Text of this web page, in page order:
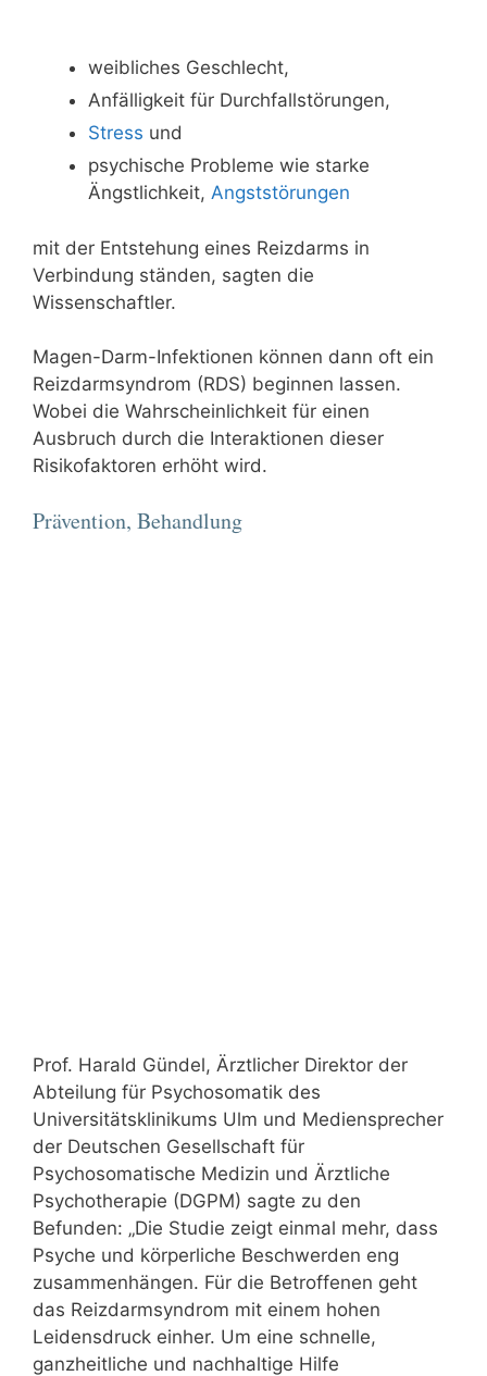
weibliches Geschlecht,
Anfälligkeit für Durchfallstörungen,
Stress und
psychische Probleme wie starke
Ängstlichkeit, Angststörungen
mit der Entstehung eines Reizdarms in
Verbindung ständen, sagten die
Wissenschaftler.
Magen-Darm-Infektionen können dann oft ein
Reizdarmsyndrom (RDS) beginnen lassen.
Wobei die Wahrscheinlichkeit für einen
Ausbruch durch die Interaktionen dieser
Risikofaktoren erhöht wird.
Prävention, Behandlung
Prof. Harald Gündel, Ärztlicher Direktor der
Abteilung für Psychosomatik des
Universitätsklinikums Ulm und Mediensprecher
der Deutschen Gesellschaft für
Psychosomatische Medizin und Ärztliche
Psychotherapie (DGPM) sagte zu den
Befunden: „Die Studie zeigt einmal mehr, dass
Psyche und körperliche Beschwerden eng
zusammenhängen. Für die Betroffenen geht
das Reizdarmsyndrom mit einem hohen
Leidensdruck einher. Um eine schnelle,
ganzheitliche und nachhaltige Hilfe